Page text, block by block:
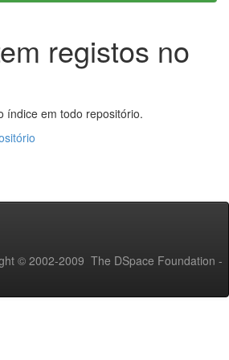
registos no
índice em todo repositório.
© 2002-2009 The DSpace Foundation -